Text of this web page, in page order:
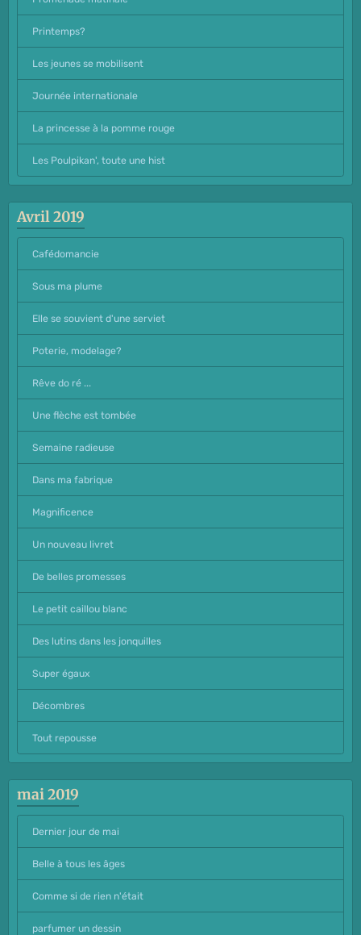
Printemps?
Les jeunes se mobilisent
Journée internationale
La princesse à la pomme rouge
Les Poulpikan', toute une hist
Avril 2019
Cafédomancie
Sous ma plume
Elle se souvient d'une serviet
Poterie, modelage?
Rêve do ré ...
Une flèche est tombée
Semaine radieuse
Dans ma fabrique
Magnificence
Un nouveau livret
De belles promesses
Le petit caillou blanc
Des lutins dans les jonquilles
Super égaux
Décombres
Tout repousse
mai 2019
Dernier jour de mai
Belle à tous les âges
Comme si de rien n'était
parfumer un dessin